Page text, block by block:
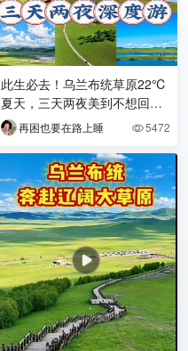
此生必去！乌兰布统草原22℃
夏天，三天两夜美到不想回家
🌿 再困也要在路上睡 5472